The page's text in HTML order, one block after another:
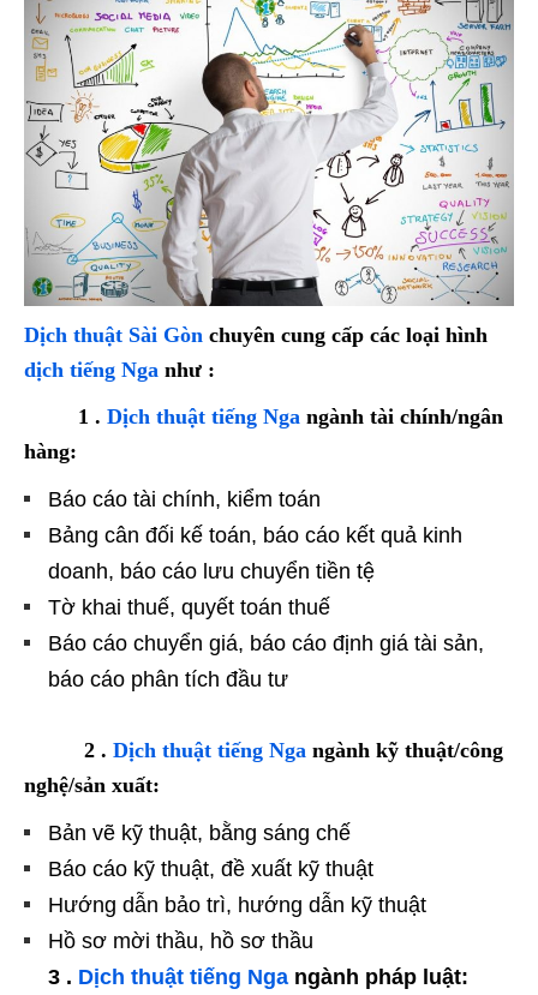
Dịch thuật Sài Gòn chuyên cung cấp các loại hình
dịch tiếng Nga như :
1 . Dịch thuật tiếng Nga ngành tài chính/ngân
hàng:
Báo cáo tài chính, kiểm toán
Bảng cân đối kế toán, báo cáo kết quả kinh
doanh, báo cáo lưu chuyển tiền tệ
Tờ khai thuế, quyết toán thuế
Báo cáo chuyển giá, báo cáo định giá tài sản,
báo cáo phân tích đầu tư
2 . Dịch thuật tiếng Nga ngành kỹ thuật/công
nghệ/sản xuất:
Bản vẽ kỹ thuật, bằng sáng chế
Báo cáo kỹ thuật, đề xuất kỹ thuật
Hướng dẫn bảo trì, hướng dẫn kỹ thuật
Hồ sơ mời thầu, hồ sơ thầu
3 . Dịch thuật tiếng Nga ngành pháp luật: